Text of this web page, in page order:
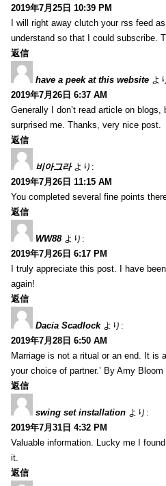
2019年7月25日 10:39 PM
I will right away clutch your rss feed
understand so that I could subscribe.
返信
have a peek at this website よ
2019年7月26日 6:37 AM
Generally I don’t read article on
surprised me. Thanks, very nice post.
返信
비아그라 より:
2019年7月26日 11:15 AM
You completed several fine points
返信
WW88 より:
2019年7月26日 6:17 PM
I truly appreciate this post. I have
again!
返信
Dacia Scadlock より:
2019年7月28日 6:50 AM
Marriage is not a ritual or an end. It is
your choice of partner.’ By Amy Bloom
返信
swing set installation より:
2019年7月31日 4:32 PM
Valuable information. Lucky me I
it.
返信